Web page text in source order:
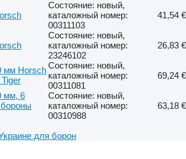
Состояние: новый,
каталожный номер:
00311103
41,54 €
Состояние: новый,
каталожный номер:
23246102
26,83 €
мм HorschСостояние: новый,
каталожный номер:
00311081
69,24 €
мм, 6
бороны
Состояние: новый,
каталожный номер:
00310988
63,18 €
для борон